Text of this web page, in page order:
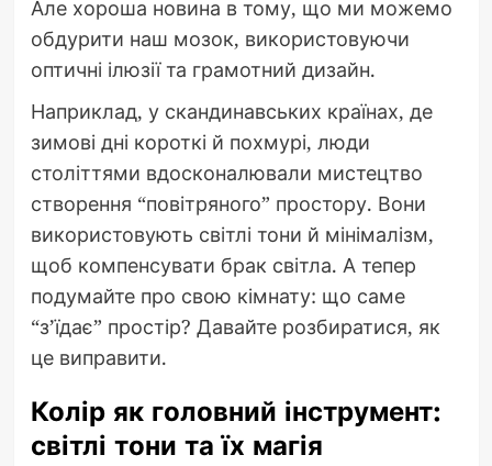
Але хороша новина в тому, що ми можемо
обдурити наш мозок, використовуючи
оптичні ілюзії та грамотний дизайн.
Наприклад, у скандинавських країнах, де
зимові дні короткі й похмурі, люди
століттями вдосконалювали мистецтво
створення “повітряного” простору. Вони
використовують світлі тони й мінімалізм,
щоб компенсувати брак світла. А тепер
подумайте про свою кімнату: що саме
“з’їдає” простір? Давайте розбиратися, як
це виправити.
Колір як головний інструмент:
світлі тони та їх магія